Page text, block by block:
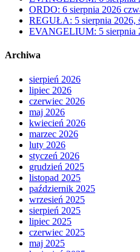
ORDO: 6 sierpnia 2026
REGUŁA: 5 sierpnia 2026,
EVANGELIUM: 5 sierpnia
Archiwa
sierpień 2026
lipiec 2026
czerwiec 2026
maj 2026
kwiecień 2026
marzec 2026
luty 2026
styczeń 2026
grudzień 2025
listopad 2025
październik 2025
wrzesień 2025
sierpień 2025
lipiec 2025
czerwiec 2025
maj 2025